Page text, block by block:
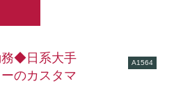
◆日系大手
のカスタマ
A1564